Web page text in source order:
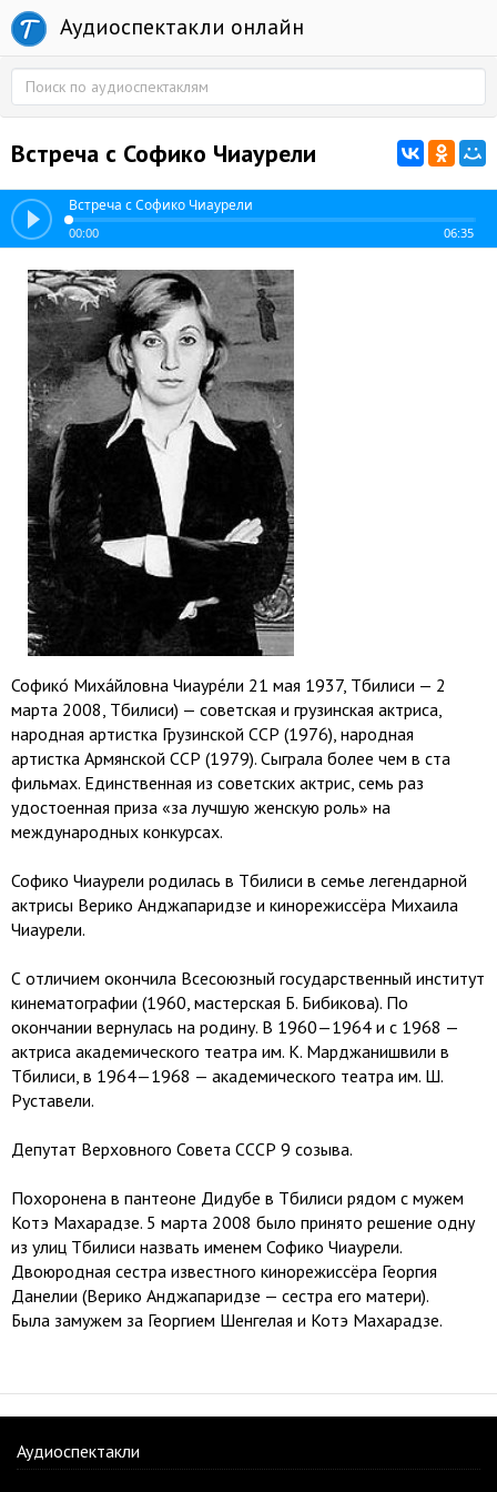
Аудиоспектакли онлайн
Встреча с Софико Чиаурели
Встреча с Софико Чиаурели
00:00 06:35
Софико́ Миха́йловна Чиауре́ли 21 мая 1937, Тбилиси — 2
марта 2008, Тбилиси) — советская и грузинская актриса,
народная артистка Грузинской ССР (1976), народная
артистка Армянской ССР (1979). Сыграла более чем в ста
фильмах. Единственная из советских актрис, семь раз
удостоенная приза «за лучшую женскую роль» на
международных конкурсах.
Софико Чиаурели родилась в Тбилиси в семье легендарной
актрисы Верико Анджапаридзе и кинорежиссёра Михаила
Чиаурели.
С отличием окончила Всесоюзный государственный институт
кинематографии (1960, мастерская Б. Бибикова). По
окончании вернулась на родину. В 1960—1964 и с 1968 —
актриса академического театра им. К. Марджанишвили в
Тбилиси, в 1964—1968 — академического театра им. Ш.
Руставели.
Депутат Верховного Совета СССР 9 созыва.
Похоронена в пантеоне Дидубе в Тбилиси рядом с мужем
Котэ Махарадзе. 5 марта 2008 было принято решение одну
из улиц Тбилиси назвать именем Софико Чиаурели.
Двоюродная сестра известного кинорежиссёра Георгия
Данелии (Верико Анджапаридзе — сестра его матери).
Была замужем за Георгием Шенгелая и Котэ Махарадзе.
Аудиоспектакли